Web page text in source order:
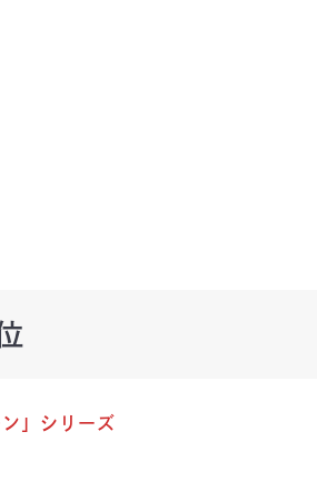
」シリーズ